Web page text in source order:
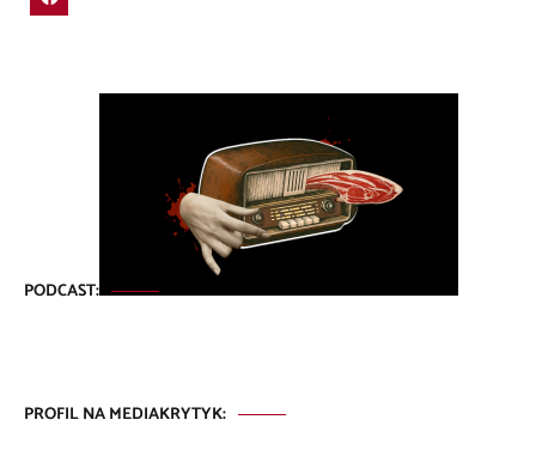
PODCAST:
PROFIL NA MEDIAKRYTYK: